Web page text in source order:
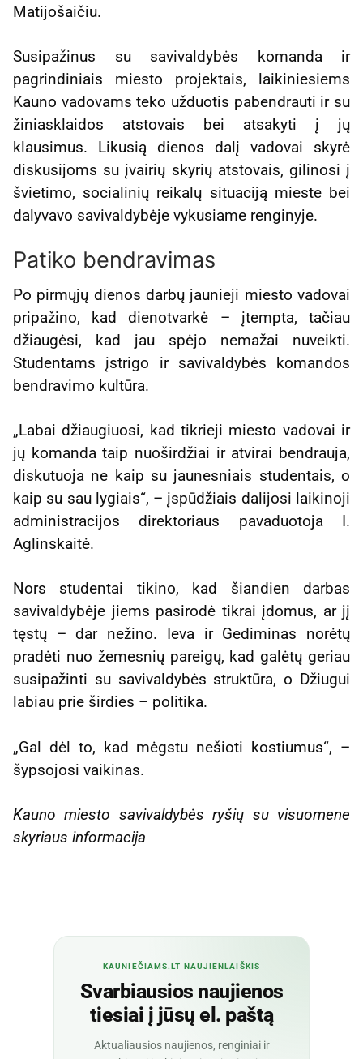
Matijošaičiu.
Susipažinus su savivaldybės komanda ir
pagrindiniais miesto projektais, laikiniesiems
Kauno vadovams teko užduotis pabendrauti ir su
žiniasklaidos atstovais bei atsakyti į jų
klausimus. Likusią dienos dalį vadovai skyrė
diskusijoms su įvairių skyrių atstovais, gilinosi į
švietimo, socialinių reikalų situaciją mieste bei
dalyvavo savivaldybėje vykusiame renginyje.
Patiko bendravimas
Po pirmųjų dienos darbų jaunieji miesto vadovai
pripažino, kad dienotvarkė – įtempta, tačiau
džiaugėsi, kad jau spėjo nemažai nuveikti.
Studentams įstrigo ir savivaldybės komandos
bendravimo kultūra.
„Labai džiaugiuosi, kad tikrieji miesto vadovai ir
jų komanda taip nuoširdžiai ir atvirai bendrauja,
diskutuoja ne kaip su jaunesniais studentais, o
kaip su sau lygiais“, – įspūdžiais dalijosi laikinoji
administracijos direktoriaus pavaduotoja I.
Aglinskaitė.
Nors studentai tikino, kad šiandien darbas
savivaldybėje jiems pasirodė tikrai įdomus, ar jį
tęstų – dar nežino. Ieva ir Gediminas norėtų
pradėti nuo žemesnių pareigų, kad galėtų geriau
susipažinti su savivaldybės struktūra, o Džiugui
labiau prie širdies – politika.
„Gal dėl to, kad mėgstu nešioti kostiumus“, –
šypsojosi vaikinas.
Kauno miesto savivaldybės ryšių su visuomene
skyriaus informacija
KAUNIEČIAMS.LT NAUJIENLAIŠKIS
Svarbiausios naujienos
tiesiai į jūsų el. paštą
Aktualiausios naujienos, renginiai ir